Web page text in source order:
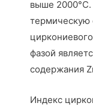
выше
термическую
фазой
содержания
Индекс